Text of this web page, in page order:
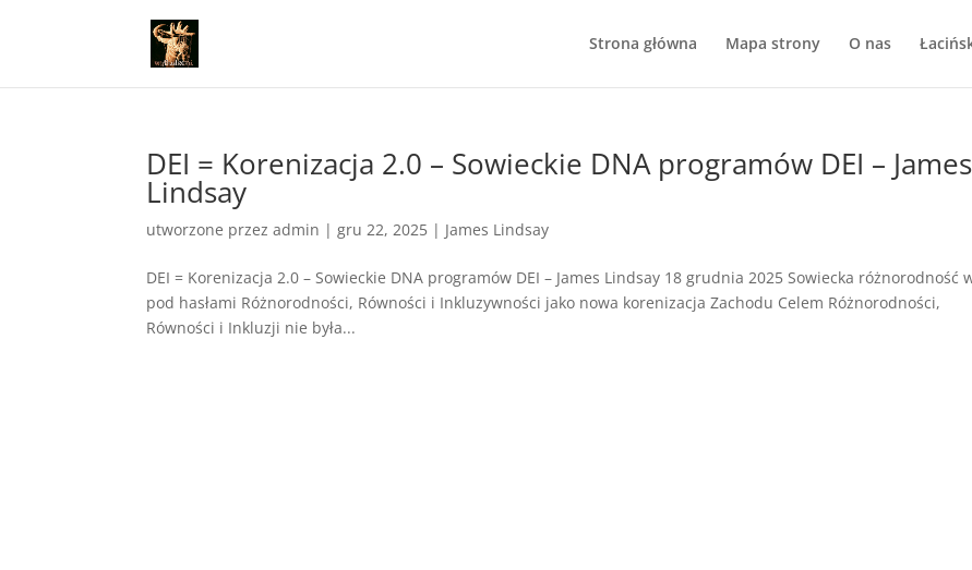
Strona główna Mapa strony O nas
DEI = Korenizacja 2.0 – Sowieckie DNA programów DEI – James
Lindsay
utworzone przezadmin |gru 22, 2025 | James Lindsay
DEI = Korenizacja 2.0 – Sowieckie DNA programów DEI – James Lindsay 18 grudnia 2025 Sowiecka różnorodność
pod hasłami Różnorodności, Równości i Inkluzywności jako nowa korenizacja Zachodu Celem Różnorodności,
Równości i Inkluzji nie była...